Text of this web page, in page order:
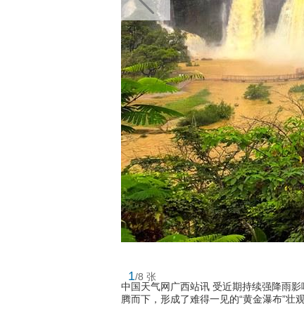
1/8 张
中国天气网广西站讯 受近期持续强降雨
腾而下，形成了难得一见的“黄金瀑布”壮